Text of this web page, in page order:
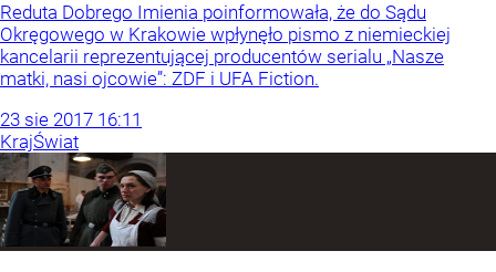
Reduta Dobrego Imienia poinformowała, że do Sądu
Okręgowego w Krakowie wpłynęło pismo z niemieckiej
kancelarii reprezentującej producentów serialu „Nasze
matki, nasi ojcowie”: ZDF i UFA Fiction.
23 sie 2017 16:11
KrajŚwiat